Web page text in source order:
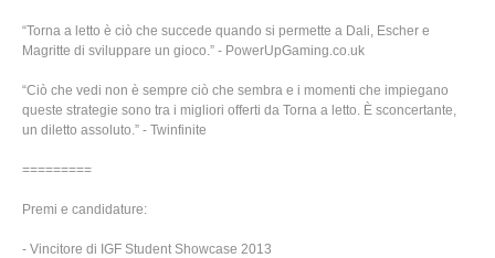
“Torna a letto è ciò che succede quando si permette a Dali, Escher e
Magritte di sviluppare un gioco.” - PowerUpGaming.co.uk
“Ciò che vedi non è sempre ciò che sembra e i momenti che impiegano
queste strategie sono tra i migliori offerti da Torna a letto. È sconcertante,
un diletto assoluto.” - Twinfinite
=========
Premi e candidature:
- Vincitore di IGF Student Showcase 2013